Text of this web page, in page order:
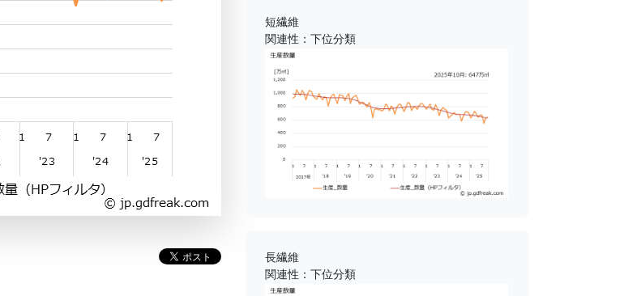
短繊維
関連性：下位分類
長繊維
関連性：下位分類